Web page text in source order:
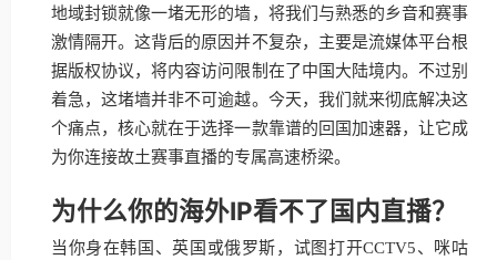
地域封锁就像一堵无形的墙，将我们与熟悉的乡音和赛事
激情隔开。这背后的原因并不复杂，主要是流媒体平台根
据版权协议，将内容访问限制在了中国大陆境内。不过别
着急，这堵墙并非不可逾越。今天，我们就来彻底解决这
个痛点，核心就在于选择一款靠谱的回国加速器，让它成
为你连接故土赛事直播的专属高速桥梁。
为什么你的海外IP看不了国内直播？
当你身在韩国、英国或俄罗斯，试图打开CCTV5、咪咕